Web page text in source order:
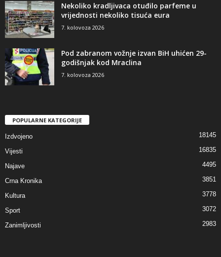
Nekoliko kradljivaca otuđilo parfeme u
vrijednosti nekoliko tisuća eura
7. kolovoza 2026
Pod zabranom vožnje izvan BiH uhićen 29-
godišnjak kod Mraclina
7. kolovoza 2026
POPULARNE KATEGORIJE
Izdvojeno 18145
Vijesti 16835
Najave 4495
Crna Kronika 3851
Kultura 3778
Sport 3072
Zanimljivosti 2983